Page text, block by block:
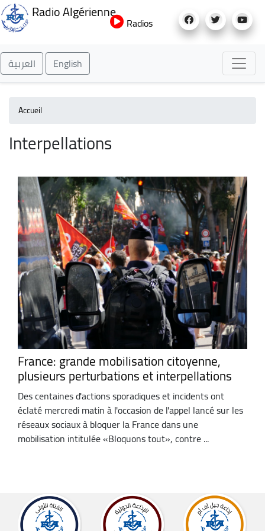
au
Radio Algérienne
Radios
العربية English
Accueil
Interpellations
France: grande mobilisation citoyenne,
plusieurs perturbations et interpellations
Des centaines d'actions sporadiques et incidents ont
éclaté mercredi matin à l'occasion de l'appel lancé sur les
réseaux sociaux à bloquer la France dans une
mobilisation intitulée «Bloquons tout», contre ...